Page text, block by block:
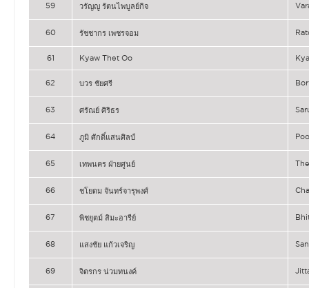
59 วรัญญู รัตนไพบูลย์กิจ
60 รัชชากร เพชรจอม
61 Kyaw Thet Oo
62 บวร ชัยศรี
63 ศรัณย์ ศิริธร
64 ภูมิ ศักดิ์แสนศิลป์
65 เทพนคร ฝ่ายศูนย์
66 ชโยดม จันทร์จารุพงศ์
67 พิชยุตม์ สิมะอารีย์
68 แสงชัย แก้วเจริญ
69 จิตรกร น่วมทนงค์